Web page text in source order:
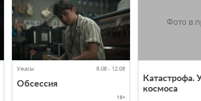
Ужасы 8.08 - 12.08
Обсессия
18+
Катастрофа.
космоса